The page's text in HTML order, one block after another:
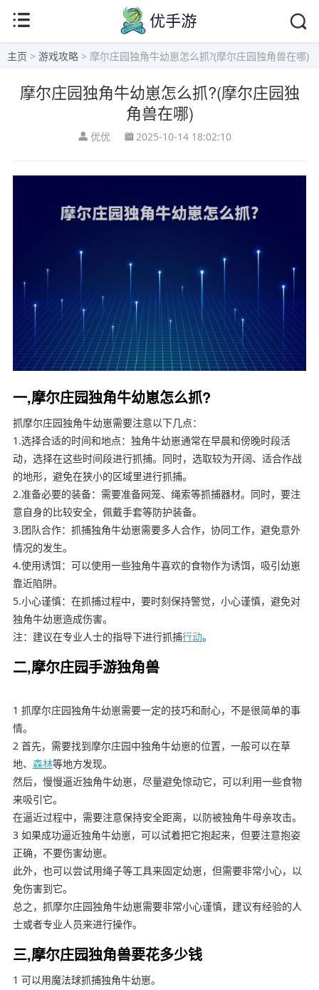
主页 > 游戏攻略 > 摩尔庄园独角牛幼崽怎么抓?(摩尔庄园独角兽在哪)
摩尔庄园独角牛幼崽怎么抓?(摩尔庄园独
角兽在哪)
优优 2025-10-14 18:02:10
一,摩尔庄园独角牛幼崽怎么抓?
抓摩尔庄园独角牛幼崽需要注意以下几点：
1.选择合适的时间和地点：独角牛幼崽通常在早晨和傍晚时段活
动，选择在这些时间段进行抓捕。同时，选取较为开阔、适合作战
的地形，避免在狭小的区域里进行抓捕。
2.准备必要的装备：需要准备网笼、绳索等抓捕器材。同时，要注
意自身的比较安全，佩戴手套等防护装备。
3.团队合作：抓捕独角牛幼崽需要多人合作，协同工作，避免意外
情况的发生。
4.使用诱饵：可以使用一些独角牛喜欢的食物作为诱饵，吸引幼崽
靠近陷阱。
5.小心谨慎：在抓捕过程中，要时刻保持警觉，小心谨慎，避免对
独角牛幼崽造成伤害。
注：建议在专业人士的指导下进行抓捕行动。
二,摩尔庄园手游独角兽
1 抓摩尔庄园独角牛幼崽需要一定的技巧和耐心，不是很简单的事
情。
2 首先，需要找到摩尔庄园中独角牛幼崽的位置，一般可以在草
地、 森林等地方发现。
然后，慢慢逼近独角牛幼崽，尽量避免惊动它，可以利用一些食物
来吸引它。
在逼近过程中，需要注意保持安全距离，以防被独角牛母亲攻击。
3 如果成功逼近独角牛幼崽，可以试着把它抱起来，但要注意抱姿
正确，不要伤害幼崽。
此外，也可以尝试用绳子等工具来固定幼崽，但需要非常小心，以
免伤害到它。
总之，抓摩尔庄园独角牛幼崽需要非常小心谨慎，建议有经验的人
士或者专业人员来进行操作。
三,摩尔庄园独角兽要花多少钱
1 可以用魔法球抓捕独角牛幼崽。